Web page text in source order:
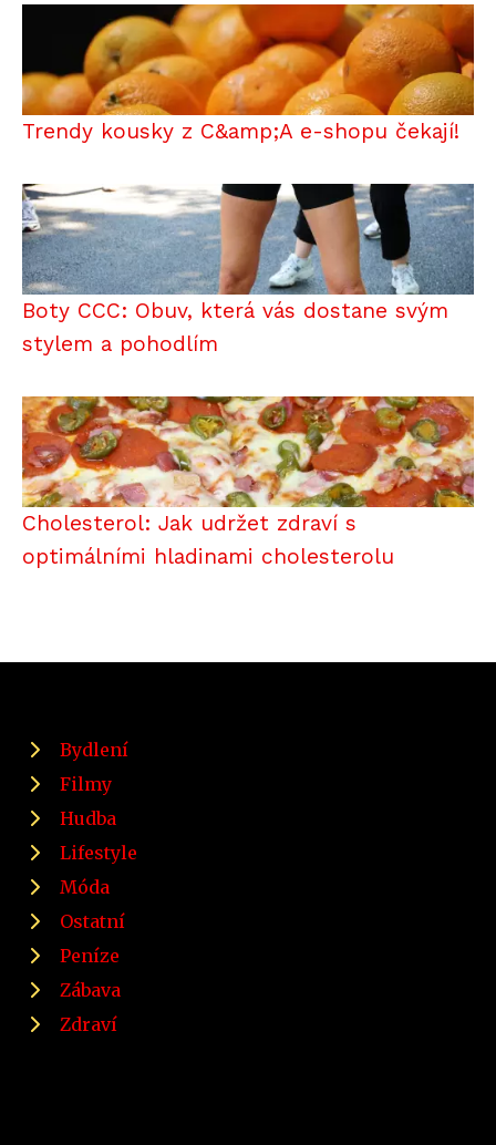
Trendy kousky z C&amp;A e-shopu čekají!
Boty CCC: Obuv, která vás dostane svým
stylem a pohodlím
Cholesterol: Jak udržet zdraví s
optimálními hladinami cholesterolu
Bydlení
Filmy
Hudba
Lifestyle
Móda
Ostatní
Peníze
Zábava
Zdraví